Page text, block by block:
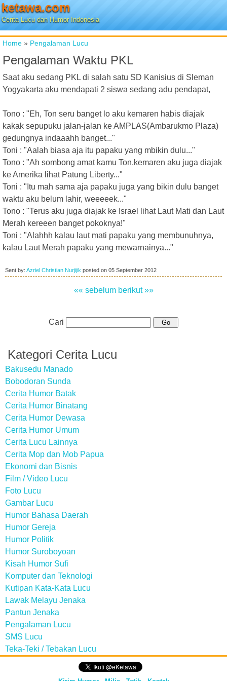
ketawa.com
Cerita Lucu dan Humor Indonesia
Home » Pengalaman Lucu
Pengalaman Waktu PKL
Saat aku sedang PKL di salah satu SD Kanisius di Sleman
Yogyakarta aku mendapati 2 siswa sedang adu pendapat,
Tono : "Eh, Ton seru banget lo aku kemaren habis diajak
kakak sepupuku jalan-jalan ke AMPLAS(Ambarukmo Plaza)
gedungnya indaaahh banget..."
Toni : "Aalah biasa aja itu papaku yang mbikin dulu..."
Tono : "Ah sombong amat kamu Ton,kemaren aku juga diajak
ke Amerika lihat Patung Liberty..."
Toni : "Itu mah sama aja papaku juga yang bikin dulu banget
waktu aku belum lahir, weeeeek..."
Tono : "Terus aku juga diajak ke Israel lihat Laut Mati dan Laut
Merah kereeen banget pokoknya!"
Toni : "Alahhh kalau laut mati papaku yang membunuhnya,
kalau Laut Merah papaku yang mewarnainya..."
Sent by: Azriel Christian Nurjijik posted on 05 September 2012
«« sebelum berikut »»
Cari
Kategori Cerita Lucu
Bakusedu Manado
Bobodoran Sunda
Cerita Humor Batak
Cerita Humor Binatang
Cerita Humor Dewasa
Cerita Humor Umum
Cerita Lucu Lainnya
Cerita Mop dan Mob Papua
Ekonomi dan Bisnis
Film / Video Lucu
Foto Lucu
Gambar Lucu
Humor Bahasa Daerah
Humor Gereja
Humor Politik
Humor Suroboyoan
Kisah Humor Sufi
Komputer dan Teknologi
Kutipan Kata-Kata Lucu
Lawak Melayu Jenaka
Pantun Jenaka
Pengalaman Lucu
SMS Lucu
Teka-Teki / Tebakan Lucu